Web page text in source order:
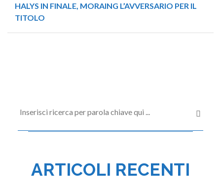
HALYS IN FINALE, MORAING L’AVVERSARIO PER IL
TITOLO
ARTICOLI RECENTI